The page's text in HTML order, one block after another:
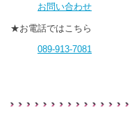
お問い合わせ
★お電話ではこちら
089-913-7081